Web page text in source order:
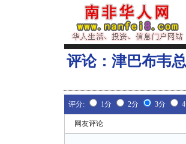
评论： 津巴布韦
评分: 1分 2分 3分
网友评论